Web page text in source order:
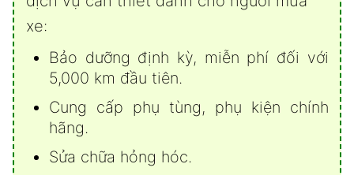
xe:
Bảo dưỡng định kỳ, miễn phí đối với
5,000 km đầu tiên.
Cung cấp phụ tùng, phụ kiện chính
hãng.
Sửa chữa hỏng hóc.